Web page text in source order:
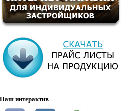
Наш интерактив